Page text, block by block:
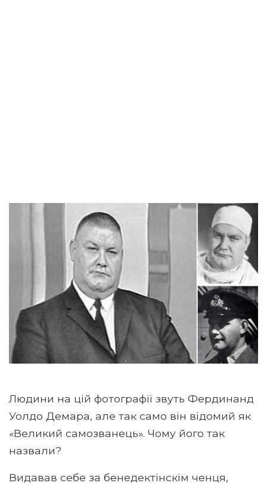
Людини на цій фотографії звуть Фердинанд
Уолдо Демара, але так само він відомий як
«Великий самозванець». Чому його так
назвали?
Видавав себе за бенедектінскім ченця,